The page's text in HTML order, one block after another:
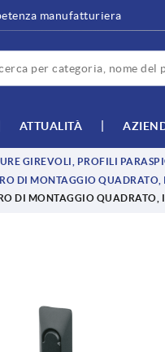
manufatturiera
ATTUALITÀ
GIREVOLI, PROFILI
DI MONTAGGIO
DI MONTAGGIO